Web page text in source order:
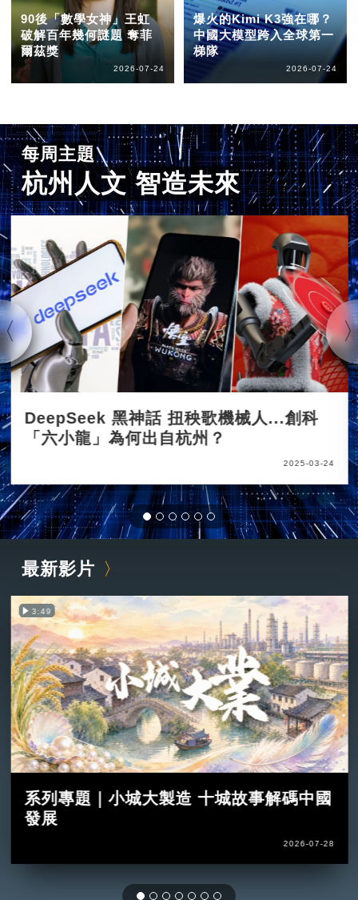
90後「數學女神」王虹
破解百年幾何謎題 奪菲
爾茲獎
2026-07-24
爆火的Kimi K3強在哪？
中國大模型跨入全球第一
梯隊
2026-07-24
每周主題
杭州人文 智造未來
DeepSeek 黑神話 扭秧歌機械人...創科
「六小龍」為何出自杭州？
2025-03-24
最新影片
3:49
系列專題｜小城大製造 十城故事解碼中國
發展
2026-07-28